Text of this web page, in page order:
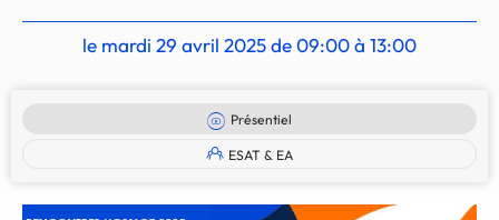
le mardi 29 avril 2025 de 09:00 à 13:00
Présentiel
ESAT & EA